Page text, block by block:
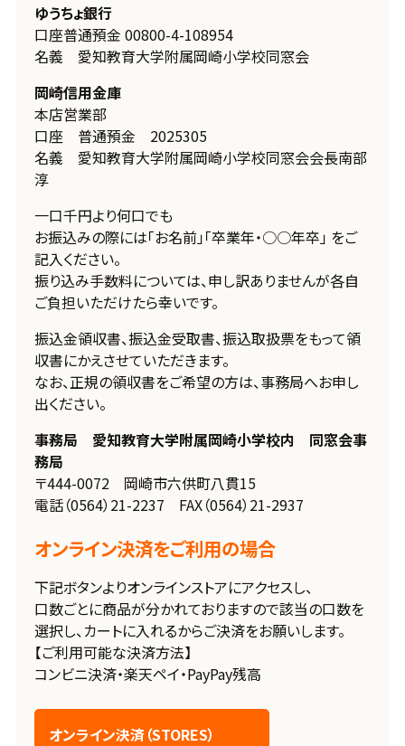
ゆうちょ銀行
口座普通預金 00800-4-108954
名義 愛知教育大学附属岡崎小学校同窓会
岡崎信用金庫
本店営業部
口座 普通預金 2025305
名義 愛知教育大学附属岡崎小学校同窓会会長南部
淳
一口千円より何口でも
お振込みの際には「お名前」「卒業年・○○年卒」 をご
記入ください。
振り込み手数料については、申し訳ありませんが各自
ご負担いただけたら幸いです。
振込金領収書、振込金受取書、振込取扱票をもって領
収書にかえさせていただきます。
なお、正規の領収書をご希望の方は、事務局へお申し
出ください。
事務局 愛知教育大学附属岡崎小学校内 同窓会事
務局
〒444-0072 岡崎市六供町八貫15
電話（0564）21-2237 FAX（0564）21-2937
オンライン決済をご利用の場合
下記ボタンよりオンラインストアにアクセスし、
口数ごとに商品が分かれておりますので該当の口数を
選択し、カートに入れるからご決済をお願いします。
【ご利用可能な決済方法】
コンビニ決済・楽天ペイ・PayPay残高
オンライン決済（STORES）